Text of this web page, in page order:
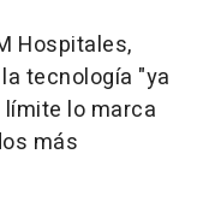
Hospitales,
tecnología "ya
límite lo marca
más